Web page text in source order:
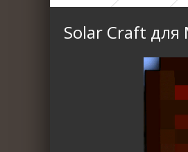
Solar Craft для